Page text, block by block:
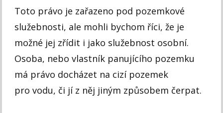
Toto právo je zařazeno pod pozemkové
služebnosti, ale mohli bychom říci, že je
možné jej zřídit i jako služebnost osobní.
Osoba, nebo vlastník panujícího pozemku
má právo docházet na cizí pozemek
pro vodu, či jí z něj jiným způsobem čerpat.